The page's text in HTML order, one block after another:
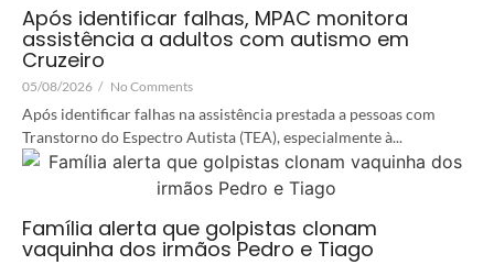
Após identificar falhas, MPAC monitora
assistência a adultos com autismo em
Cruzeiro
05/08/2026 / No Comments
Após identificar falhas na assistência prestada a pessoas com
Transtorno do Espectro Autista (TEA), especialmente à...
Família alerta que golpistas clonam
vaquinha dos irmãos Pedro e Tiago